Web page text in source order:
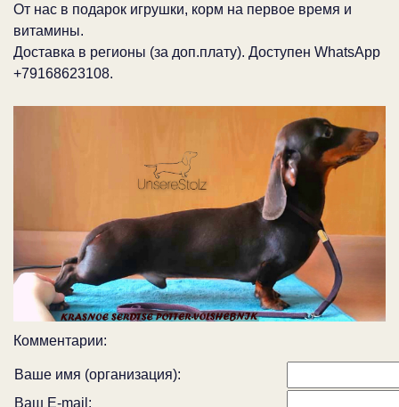
От нас в подарок игрушки, корм на первое время и
витамины.
Доставка в регионы (за доп.плату). Доступен WhatsApp
+79168623108.
Комментарии:
Ваше имя (организация):
Ваш E-mail: